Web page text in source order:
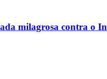
milagrosa contra o